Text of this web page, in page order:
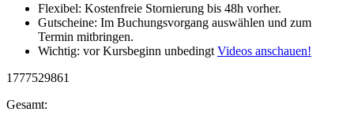
Flexibel: Kostenfreie Stornierung bis 48h vorher.
Gutscheine: Im Buchungsvorgang auswählen und zum
Termin mitbringen.
Wichtig: vor Kursbeginn unbedingt Videos anschauen!
1777529861
Gesamt: